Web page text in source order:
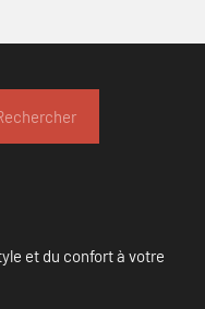
et du confort à votre